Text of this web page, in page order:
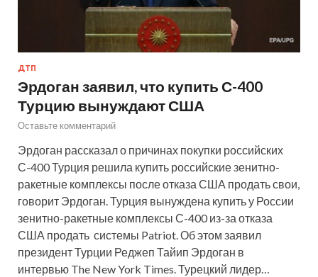
ДТП
Эрдоган заявил, что купить С-400
Турцию вынуждают США
Оставьте комментарий
Эрдоган рассказал о причинах покупки российских
С-400 Турция решила купить российские зенитно-
ракетные комплексы после отказа США продать свои,
говорит Эрдоган. Турция вынуждена купить у России
зенитно-ракетные комплексы С-400 из-за отказа
США продать системы Patriot. Об этом заявил
президент Турции Реджеп Тайип Эрдоган в
интервью The New York Times. Турецкий лидер…